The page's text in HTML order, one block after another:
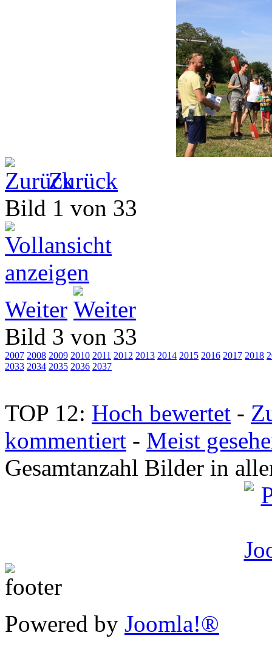
Zurück
Bild 1 von 33
Weiter
Bild 3 von 33
2007 2008 2009 2010 2011 2012 2013 2014 2015 2016 2017 2018
2033 2034 2035 2036 2037
TOP 12: Hoch bewertet -
kommentiert - Meist
Gesamtanzahl Bilder in
Powered by Joomla!®